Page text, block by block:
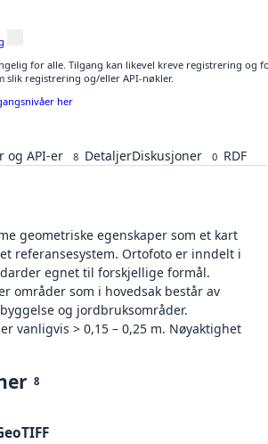
for alle. Tilgang kan likevel kreve registrering og
slik registrering og/eller API-nøkler.
her
og API-er 8 DetaljerDiskusjoner 0 RDF
geometriske egenskaper som et kart
referansesystem. Ortofoto er inndelt i
egnet til forskjellige formål.
områder som i hovedsak består av
og jordbruksområder.
vanligvis > 0,15 – 0,25 m. Nøyaktighet
8